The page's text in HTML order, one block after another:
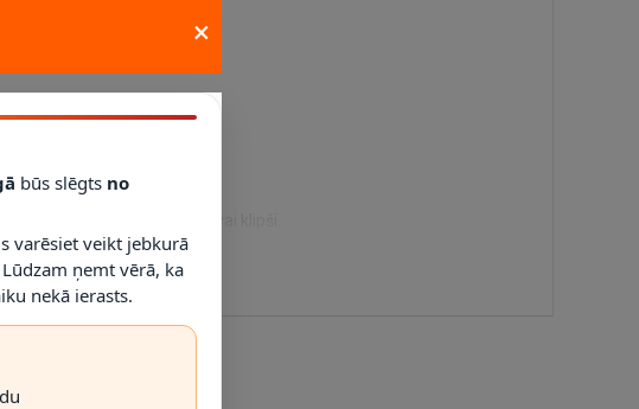
uzlikas, PIN savienojumi vai klipši.
×
būs slēgts no
varēsiet veikt jebkurā
ņemt vērā, ka
nekā ierasts.